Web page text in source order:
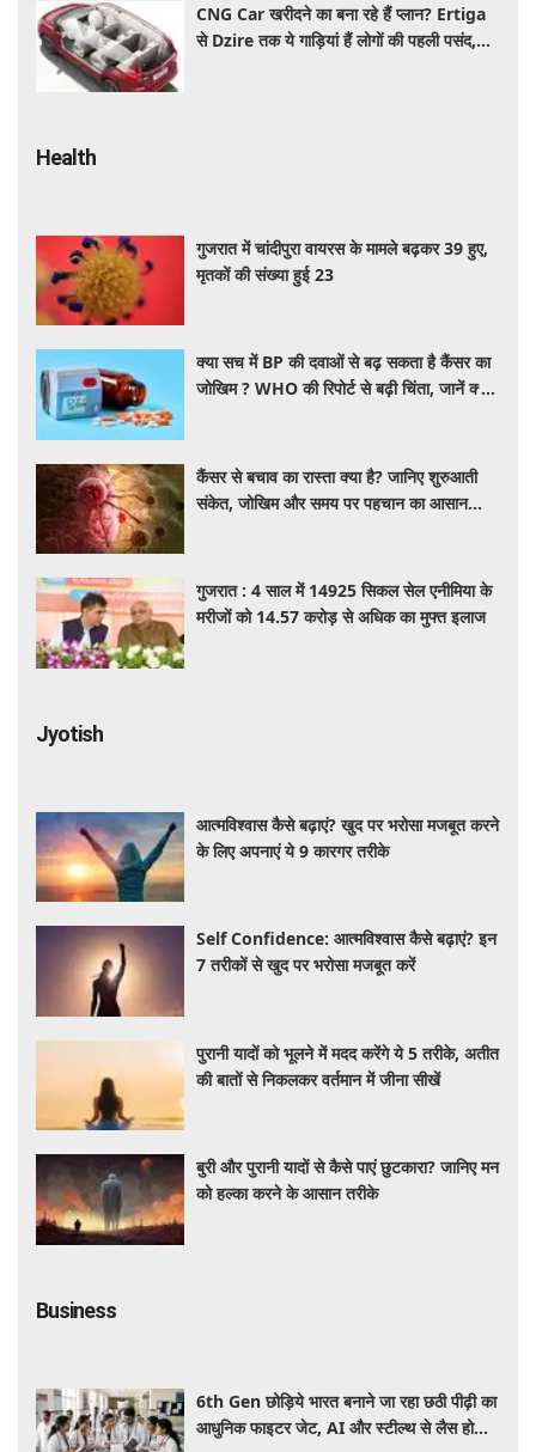
CNG Car खरीदने का बना रहे हैं प्लान? Ertiga
से Dzire तक ये गाड़ियां हैं लोगों की पहली पसंद,
Health
गुजरात में चांदीपुरा वायरस के मामले बढ़कर 39 हुए,
मृतकों की संख्या हुई 23
क्या सच में BP की दवाओं से बढ़ सकता है कैंसर का
जोखिम ? WHO की रिपोर्ट से बढ़ी चिंता, जानें क्या
कैंसर से बचाव का रास्ता क्या है? जानिए शुरुआती
संकेत, जोखिम और समय पर पहचान का आसान
गुजरात : 4 साल में 14925 सिकल सेल एनीमिया के
मरीजों को 14.57 करोड़ से अधिक का मुफ्त इलाज
Jyotish
आत्मविश्वास कैसे बढ़ाएं? खुद पर भरोसा मजबूत करने
के लिए अपनाएं ये 9 कारगर तरीके
Self Confidence: आत्मविश्वास कैसे बढ़ाएं? इन
7 तरीकों से खुद पर भरोसा मजबूत करें
पुरानी यादों को भूलने में मदद करेंगे ये 5 तरीके, अतीत
की बातों से निकलकर वर्तमान में जीना सीखें
बुरी और पुरानी यादों से कैसे पाएं छुटकारा? जानिए मन
को हल्का करने के आसान तरीके
Business
6th Gen छोड़िये भारत बनाने जा रहा छठी पीढ़ी का
आधुनिक फाइटर जेट, AI और स्टील्थ से लैस होगा